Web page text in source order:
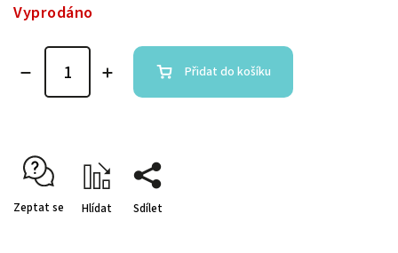
Vyprodáno
Přidat do košíku
Zeptat se Hlídat Sdílet